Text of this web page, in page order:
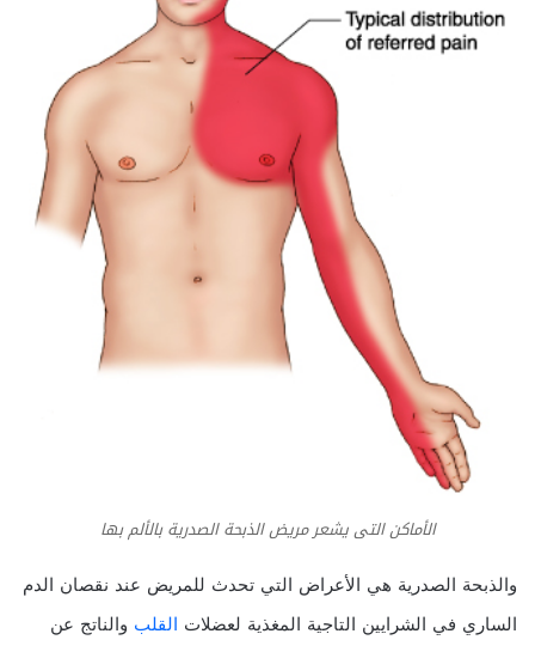
الأماكن التى يشعر مريض الذبحة الصدرية بالألم بها
والذبحة الصدرية هي الأعراض التي تحدث للمريض عند نقصان الدم
الساري في الشرايين التاجية المغذية لعضلات القلب والناتج عن